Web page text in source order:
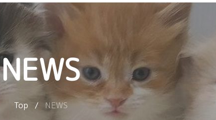
NEWS
Top / NEWS